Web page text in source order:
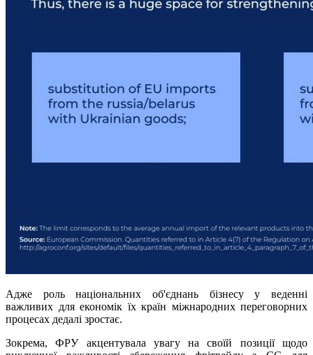
Адже роль національних об'єднань бізнесу у веденні
важливих для економік їх країн міжнародних переговорних
процесах дедалі зростає.
Зокрема, ФРУ акцентувала увагу на своїй позиції щодо